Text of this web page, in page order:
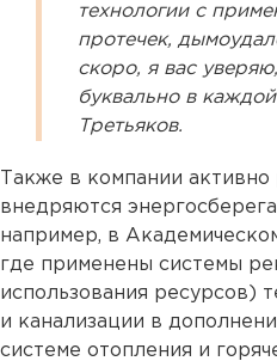
технологии с
протечек,
скоро, я вас
буквально в
Третьяков.
Также в компании
внедряются
например, в
где применены системы
использования ресурсов)
и канализации в
системе отопления и